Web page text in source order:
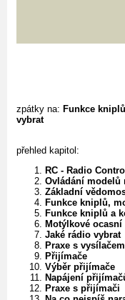
zpátky na: Funkce
vybrat
přehled kapitol:
RC - Radio
Ovládání modelů
Základní
Funkce kniplů,
Funkce kniplů a
Motýlkové
Jaké rádio vybrat
Praxe s vysílačem
Přijímače
Výběr přijímače
Napájení
Praxe s přijímači